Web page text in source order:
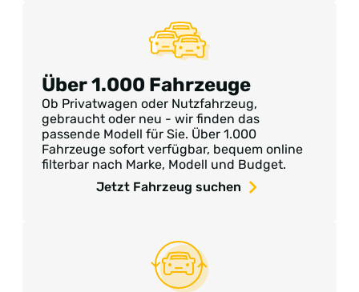
Über 1.000 Fahrzeuge
Ob Privatwagen oder Nutzfahrzeug,
gebraucht oder neu - wir finden das
passende Modell für Sie. Über 1.000
Fahrzeuge sofort verfügbar, bequem online
filterbar nach Marke, Modell und Budget.
Jetzt Fahrzeug suchen